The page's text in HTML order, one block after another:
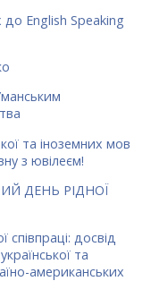
English Speaking
та іноземних мов
з ювілеєм!
ДЕНЬ РІДНОЇ
досвід
та
американських